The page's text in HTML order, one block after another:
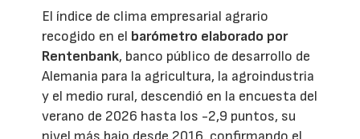
El índice de clima empresarial agrario
recogido en el barómetro elaborado por
Rentenbank, banco público de desarrollo de
Alemania para la agricultura, la agroindustria
y el medio rural, descendió en la encuesta del
verano de 2026 hasta los -2,9 puntos, su